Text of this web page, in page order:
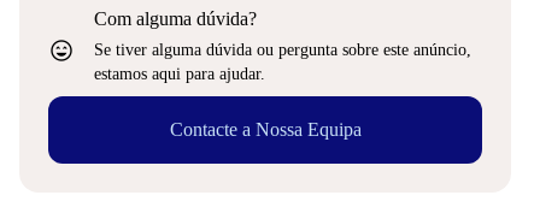
sentiment_very_satisfied
Com alguma dúvida?
Se tiver alguma dúvida ou pergunta sobre este anúncio,
estamos aqui para ajudar.
Contacte a Nossa Equipa